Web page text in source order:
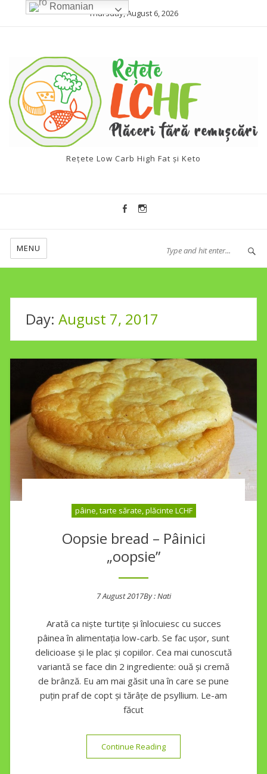
Thursday, August 6, 2026
Rețete Low Carb High Fat și Keto
MENU
Day: August 7, 2017
pâine, tarte sărate, plăcinte LCHF
Oopsie bread – Pâinici
„oopsie”
7 August 2017By :Nati
Arată ca niște turtițe și înlocuiesc cu succes
pâinea în alimentația low-carb. Se fac ușor, sunt
delicioase și le plac și copiilor. Cea mai cunoscută
variantă se face din 2 ingrediente: ouă și cremă
de brânză. Eu am mai găsit una în care se pune
puțin praf de copt și tărâțe de psyllium. Le-am
făcut
Continue Reading“Oopsie bread – Pâinici
Romanian